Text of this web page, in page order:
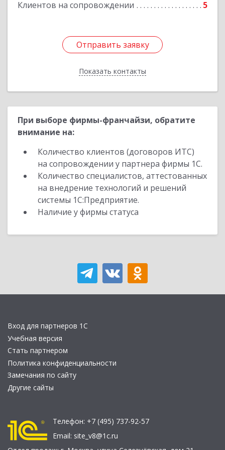
Клиентов на сопровождении 5
Отправить заявку
Показать контакты
Отправить заявку
Назад
При выборе фирмы-франчайзи, обратите
внимание на:
Количество клиентов (договоров ИТС)
на сопровождении у партнера фирмы 1С.
Количество специалистов, аттестованных
на внедрение технологий и решений
системы 1С:Предприятие.
Наличие у фирмы статуса
Вход для партнеров 1С
Учебная версия
Стать партнером
Политика конфиденциальности
Замечания по сайту
Другие сайты
Телефон: +7 (495) 737-92-57
Email: site_v8@1c.ru